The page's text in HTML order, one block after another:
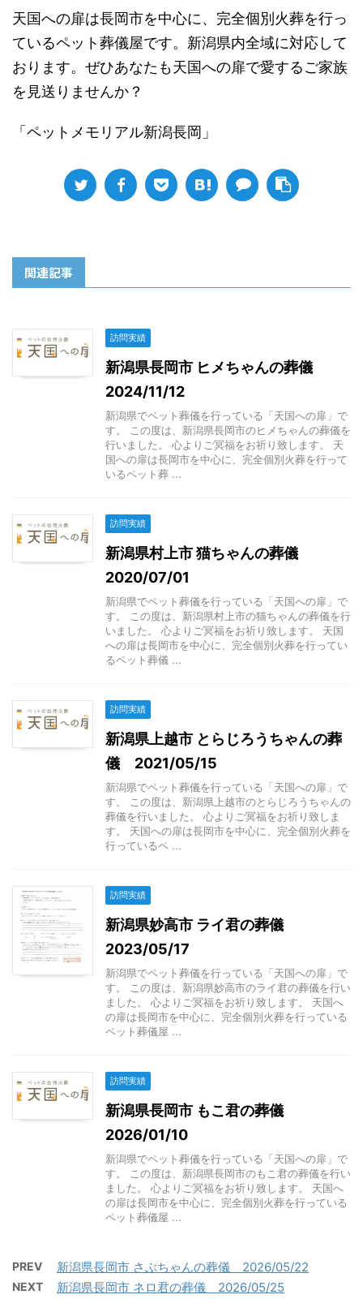
天国への扉は長岡市を中心に、完全個別火葬を行っ
ているペット葬儀屋です。新潟県内全域に対応して
おります。ぜひあなたも天国への扉で愛するご家族
を見送りませんか？
「ペットメモリアル新潟長岡」
関連記事
訪問実績
新潟県長岡市 ヒメちゃんの葬儀
2024/11/12
新潟県でペット葬儀を行っている「天国への扉」で
す。 この度は、新潟県長岡市のヒメちゃんの葬儀を
行いました。 心よりご冥福をお祈り致します。 天
国への扉は長岡市を中心に、完全個別火葬を行って
いるペット葬 ...
訪問実績
新潟県村上市 猫ちゃんの葬儀
2020/07/01
新潟県でペット葬儀を行っている「天国への扉」で
す。 この度は、新潟県村上市の猫ちゃんの葬儀を行
いました。 心よりご冥福をお祈り致します。 天国
への扉は長岡市を中心に、完全個別火葬を行ってい
るペット葬儀 ...
訪問実績
新潟県上越市 とらじろうちゃんの葬
儀 2021/05/15
新潟県でペット葬儀を行っている「天国への扉」で
す。 この度は、新潟県上越市のとらじろうちゃんの
葬儀を行いました。 心よりご冥福をお祈り致しま
す。 天国への扉は長岡市を中心に、完全個別火葬を
行っているペ ...
訪問実績
新潟県妙高市 ライ君の葬儀
2023/05/17
新潟県でペット葬儀を行っている「天国への扉」で
す。 この度は、新潟県妙高市のライ君の葬儀を行い
ました。 心よりご冥福をお祈り致します。 天国へ
の扉は長岡市を中心に、完全個別火葬を行っている
ペット葬儀屋 ...
訪問実績
新潟県長岡市 もこ君の葬儀
2026/01/10
新潟県でペット葬儀を行っている「天国への扉」で
す。 この度は、新潟県長岡市のもこ君の葬儀を行い
ました。 心よりご冥福をお祈り致します。 天国へ
の扉は長岡市を中心に、完全個別火葬を行っている
ペット葬儀屋 ...
PREV 新潟県長岡市 さぶちゃんの葬儀 2026/05/22
NEXT 新潟県長岡市 ネロ君の葬儀 2026/05/25